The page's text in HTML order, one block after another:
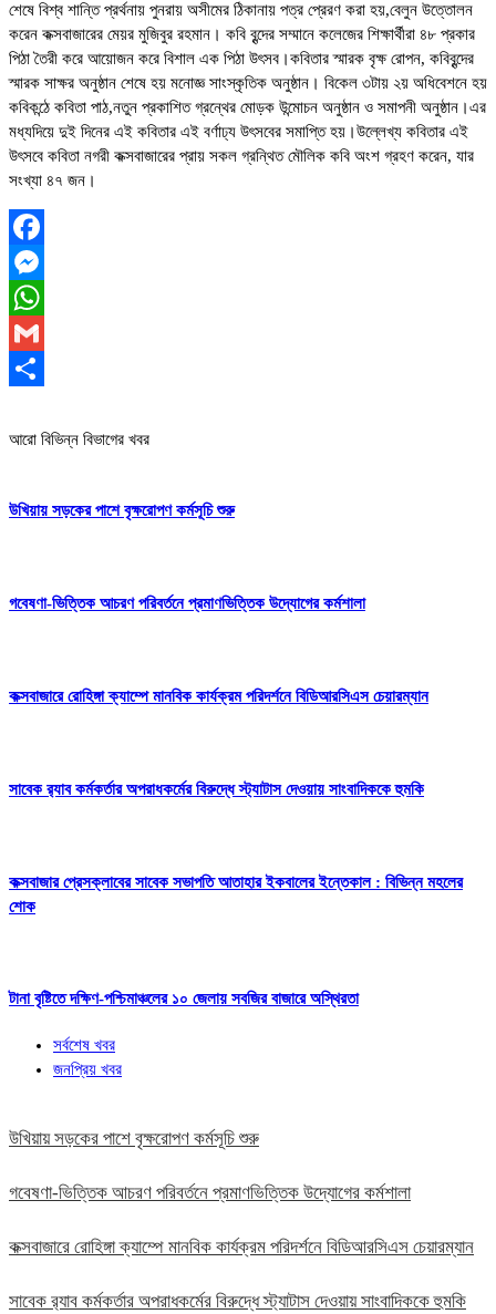
শেষে বিশ্ব শান্তি প্রর্থনায় পুনরায় অসীমের ঠিকানায় পত্র প্রেরণ করা হয়,বেলুন উত্তোলন
করেন কক্সবাজারের মেয়র মুজিবুর রহমান। কবি বৃন্দের সম্মানে কলেজের শিক্ষার্থীরা ৪৮ প্রকার
পিঠা তৈরী করে আয়োজন করে বিশাল এক পিঠা উৎসব।কবিতার স্মারক বৃক্ষ রোপন, কবিবৃন্দের
স্মারক সাক্ষর অনুষ্ঠান শেষে হয় মনোজ্ঞ সাংস্কৃতিক অনুষ্ঠান। বিকেল ৩টায় ২য় অধিবেশনে হয়
কবিকন্ঠে কবিতা পাঠ,নতুন প্রকাশিত গ্রন্থের মোড়ক উন্মোচন অনুষ্ঠান ও সমাপনী অনুষ্ঠান।এর
মধ্যদিয়ে দুই দিনের এই কবিতার এই বর্ণাঢ্য উৎসবের সমাপ্তি হয়।উল্লেখ্য কবিতার এই
উৎসবে কবিতা নগরী কক্সবাজারের প্রায় সকল গ্রন্থিত মৌলিক কবি অংশ গ্রহণ করেন, যার
সংখ্যা ৪৭ জন।
Facebook
Messenger
WhatsApp
Gmail
আরো বিভিন্ন বিভাগের খবর
উখিয়ায় সড়কের পাশে বৃক্ষরোপণ কর্মসূচি শুরু
গবেষণা-ভিত্তিক আচরণ পরিবর্তনে প্রমাণভিত্তিক উদ্যোগের কর্মশালা
কক্সবাজারে রোহিঙ্গা ক্যাম্পে মানবিক কার্যক্রম পরিদর্শনে বিডিআরসিএস চেয়ারম্যান
সাবেক র‍্যাব কর্মকর্তার অপরাধকর্মের বিরুদ্ধে স্ট্যাটাস দেওয়ায় সাংবাদিককে হুমকি
কক্সবাজার প্রেসক্লাবের সাবেক সভাপতি আতাহার ইকবালের ইন্তেকাল : বিভিন্ন মহলের
শোক
টানা বৃষ্টিতে দক্ষিণ-পশ্চিমাঞ্চলের ১০ জেলায় সবজির বাজারে অস্থিরতা
সর্বশেষ খবর
জনপ্রিয় খবর
উখিয়ায় সড়কের পাশে বৃক্ষরোপণ কর্মসূচি শুরু
গবেষণা-ভিত্তিক আচরণ পরিবর্তনে প্রমাণভিত্তিক উদ্যোগের কর্মশালা
কক্সবাজারে রোহিঙ্গা ক্যাম্পে মানবিক কার্যক্রম পরিদর্শনে বিডিআরসিএস চেয়ারম্যান
সাবেক র‍্যাব কর্মকর্তার অপরাধকর্মের বিরুদ্ধে স্ট্যাটাস দেওয়ায় সাংবাদিককে হুমকি